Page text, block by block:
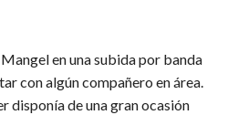
en una subida por banda
con algún compañero en área.
disponía de una gran ocasión